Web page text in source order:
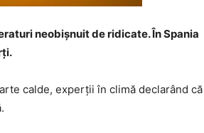
neobișnuit de ridicate. În Spania
calde, experții în climă declarând că